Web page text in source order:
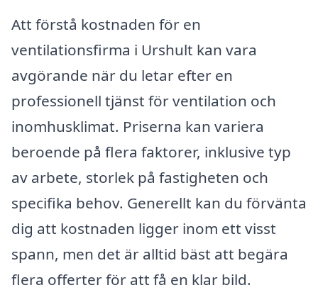
Att förstå kostnaden för en
ventilationsfirma i Urshult kan vara
avgörande när du letar efter en
professionell tjänst för ventilation och
inomhusklimat. Priserna kan variera
beroende på flera faktorer, inklusive typ
av arbete, storlek på fastigheten och
specifika behov. Generellt kan du förvänta
dig att kostnaden ligger inom ett visst
spann, men det är alltid bäst att begära
flera offerter för att få en klar bild.